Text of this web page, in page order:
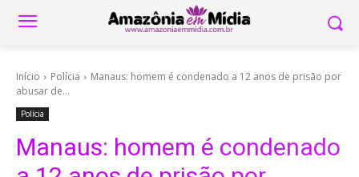
Início Polícia
Manaus: homem é condenado a 12 anos de prisão por
abusar de...
Polícia
Manaus: homem é condenado